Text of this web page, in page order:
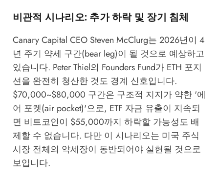
비관적 시나리오: 추가 하락 및 장기 침체
Canary Capital CEO Steven McClurg는 2026년이 4
년 주기 약세 구간(bear leg)이 될 것으로 예상하고
있습니다. Peter Thiel의 Founders Fund가 ETH 포지
션을 완전히 청산한 것도 경계 신호입니다.
$70,000~$80,000 구간은 구조적 지지가 약한 '에
어 포켓(air pocket)'으로, ETF 자금 유출이 지속되
면 비트코인이 $55,000까지 하락할 가능성도 배
제할 수 없습니다. 다만 이 시나리오는 미국 주식
시장 전체의 약세장이 동반되어야 실현될 것으로
보입니다.